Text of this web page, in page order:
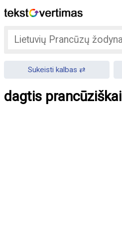
Sukeisti kalbas
dagtis prancūziškai